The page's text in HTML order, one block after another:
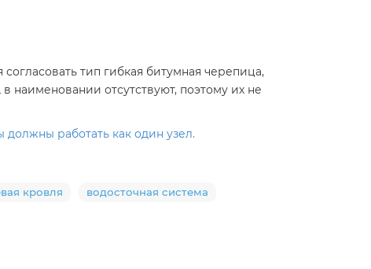
тип гибкая битумная черепица,
отсутствуют, поэтому их не
работать как один узел.
кровля водосточная система